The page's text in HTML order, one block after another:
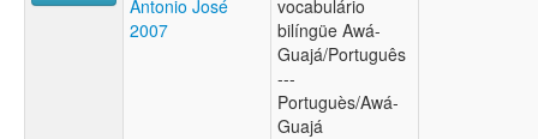
Antonio José
2007
vocabulário
bilíngüe Awá-
Guajá/Português
---
Portuguès/Awá-
Guajá